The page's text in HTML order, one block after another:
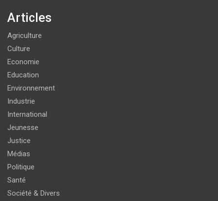
Articles
Agriculture
Culture
Economie
Education
Environnement
Industrie
International
Jeunesse
Justice
Médias
Politique
Santé
Société & Divers